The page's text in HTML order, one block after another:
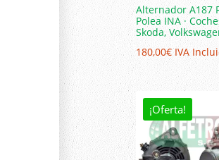
Alternador A187
Polea INA ·
Skoda,
180,00€ IVA
¡Oferta!